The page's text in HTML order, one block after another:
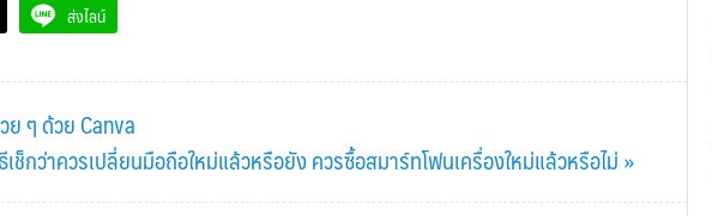
ส่งไลน์
ๆ ด้วย Canva
เช็กว่าควรเปลี่ยนมือถือใหม่แล้วหรือยัง ควรซื้อสมาร์ทโฟนเครื่องใหม่แล้วหรือไม่ »